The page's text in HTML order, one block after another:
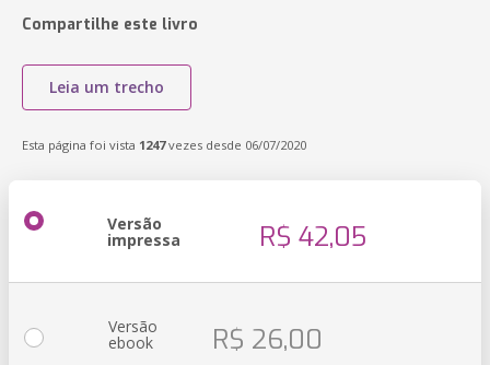
Compartilhe este livro
Leia um trecho
Esta página foi vista 1247vezes desde 06/07/2020
Versão
impressa R$ 42,05
Versão
ebook R$ 26,00